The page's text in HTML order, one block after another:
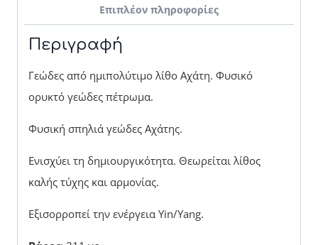
Επιπλέον πληροφορίες
Περιγραφή
Γεώδες από ημιπολύτιμο λίθο Αχάτη. Φυσικό
ορυκτό γεώδες πέτρωμα.
Φυσική σπηλιά γεώδες Αχάτης.
Ενισχύει τη δημιουργικότητα. Θεωρείται λίθος
καλής τύχης και αρμονίας.
Εξισορροπεί την ενέργεια Yin/Yang.